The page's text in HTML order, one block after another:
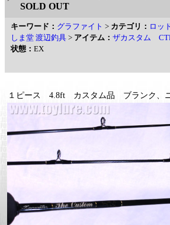
SOLD OUT
キーワード： グラファイト > カテゴリ： ロッ
しま堂 渡辺釣具 > アイテム： ザカスタム
状態： EX
１ピース 4.8ft カスタム品 ブランク、